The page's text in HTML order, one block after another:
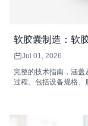
软胶囊制造：软
Jul 01, 2026
完整的技术指南，涵盖
过程。包括设备规格、